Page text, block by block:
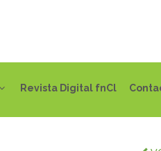
Revista Digital fnCl